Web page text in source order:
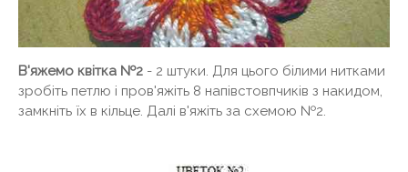
В'яжемо квітка №2 - 2 штуки. Для цього білими нитками
зробіть петлю і пров'яжіть 8 напівстовпчиків з накидом,
замкніть їх в кільце. Далі в'яжіть за схемою №2.